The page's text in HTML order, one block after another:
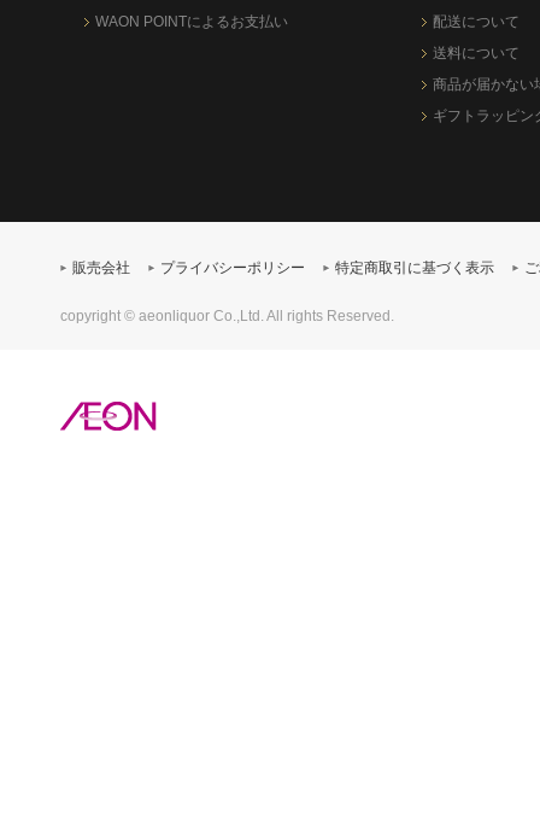
WAON POINTによるお支払い
配送について
送料について
商品が届かない
ギフトラッピン
販売会社 プライバシーポリシー 特定商取引に基づく表示
copyright © aeonliquor Co.,Ltd. All rights Reserved.